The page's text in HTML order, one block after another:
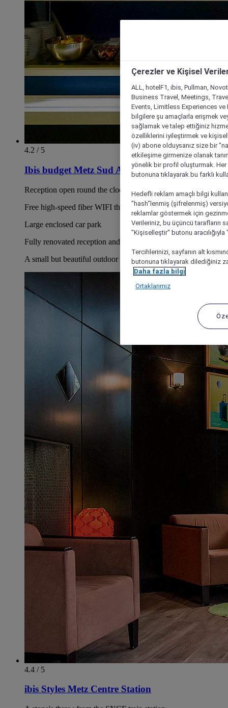
4.2 / 5
Ibis budget Metz Sud Augny
Reception open round the clock
Free high-speed fiber WIFI throughout the hotel.
Large enclosed car park
Fully renovated reception and breakfast area
A small but beautiful outdoor terrace.
4.4 / 5
ibis Styles Metz Centre Station
Çerezler ve Kişisel
ALL, hotelF1, ibis, Pullman,
Business Travel, Meetings,
Events, Limitless Experiences
bilgilere şu amaçlarla erişmek
sağlamak ve talep ettiğiniz
özelliklerini iyileştirmek ve
(iv) abone olduysanız size bir
etkileşime girmenize olanak
yönelik bir profil oluşturmak.
butonuna tıklayarak bu farklı
Hedefli reklam amaçlı bilgi
"hash"lenmiş (şifrelenmiş)
reklamlar göstermek için
Verileriniz, bu üçüncü tarafların
"Kişiselleştir" butonu
Tercihlerinizi, sayfanın alt
butonuna tıklayarak dilediğiniz
Daha fazla bilgi
Ortaklarımız